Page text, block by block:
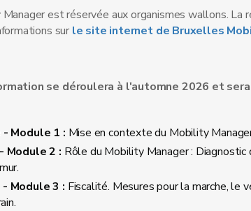
est réservée aux organismes wallons. La
sur le site internet de Bruxelles
se déroulera à l'automne 2026 et
Module 1 : Mise en contexte du Mobility
Module 2 : Rôle du Mobility Manager :
Module 3 : Fiscalité. Mesures pour la marche,